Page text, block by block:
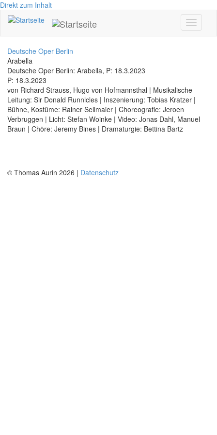
Direkt zum Inhalt
Toggle
Deutsche Oper Berlin
Arabella
Deutsche Oper Berlin: Arabella, P: 18.3.2023
P: 18.3.2023
von Richard Strauss, Hugo von Hofmannsthal | Musikalische
Leitung: Sir Donald Runnicles | Inszenierung: Tobias Kratzer |
Bühne, Kostüme: Rainer Sellmaier | Choreografie: Jeroen
Verbruggen | Licht: Stefan Woinke | Video: Jonas Dahl, Manuel
Braun | Chöre: Jeremy Bines | Dramaturgie: Bettina Bartz
© Thomas Aurin 2026 | Datenschutz